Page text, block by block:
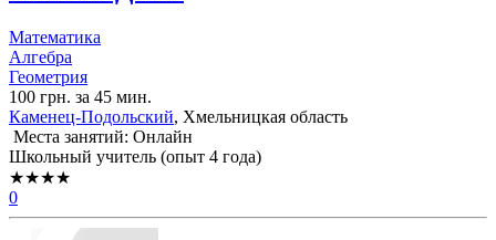
Математика
Алгебра
Геометрия
100 грн. за 45 мин.
Каменец-Подольский, Хмельницкая область
Места занятий: Онлайн
Школьный учитель (опыт 4 года)
★★★★
0